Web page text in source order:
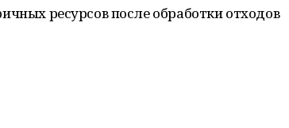
ресурсов после обработки отходов